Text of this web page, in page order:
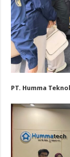
PT. Humma